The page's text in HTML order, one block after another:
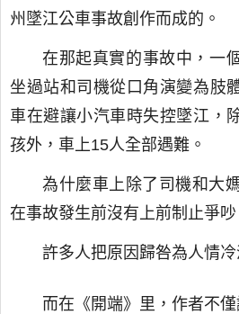
州墜江公車事故創作而成的。
在那起真實的事故中，一
坐過站和司機從口角演變為肢
車在避讓小汽車時失控墜江，
孩外，車上15人全部遇難。
為什麼車上除了司機和大
在事故發生前沒有上前制止爭吵
許多人把原因歸咎為人情冷
而在《開端》里，作者不